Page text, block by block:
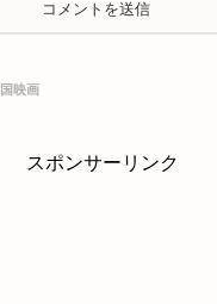
映画
スポンサーリンク